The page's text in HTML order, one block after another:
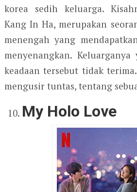
korea sedih keluarga.
Kang In Ha, merupakan
menengah yang
menyenangkan.
keadaan tersebut tidak
mengusir tuntas, tentang
My Holo Love